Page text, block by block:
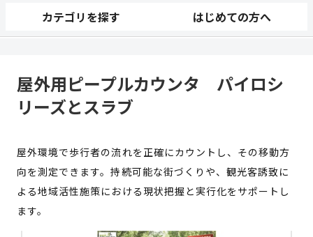
カテゴリを探す はじめての方へ
屋外用ピープルカウンタ パイロシ
リーズとスラブ
屋外環境で歩行者の流れを正確にカウントし、その移動方
向を測定できます。持続可能な街づくりや、観光客誘致に
よる地域活性施策における現状把握と実行化をサポートし
ます。